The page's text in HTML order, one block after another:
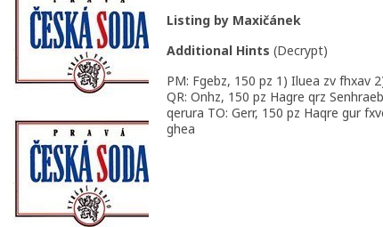
Listing by Maxičánek
Additional Hints (Decrypt)
PM: Fgebz, 150 pz 1) Iluea zv fhxav
QR: Onhz, 150 pz Hagre qrz
qerura TO: Gerr, 150 pz Haqre gur
ghea